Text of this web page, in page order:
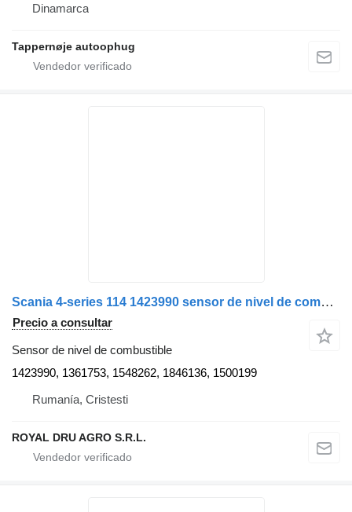
Dinamarca
Tappernøje autoophug
Scania 4-series 114 1423990 sensor de nivel de combustible para Scania camión
Precio a consultar
Sensor de nivel de combustible
1423990, 1361753, 1548262, 1846136, 1500199
Rumanía, Cristesti
ROYAL DRU AGRO S.R.L.